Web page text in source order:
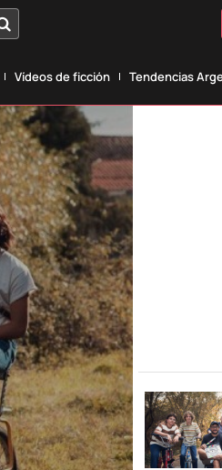
Vídeos de ficción Tendencias